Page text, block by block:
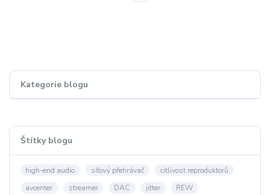
Kategorie blogu
Štítky blogu
high-end audio síťový přehrávač
citlivost reproduktorů
avcenter
streamer DAC jitter
REW